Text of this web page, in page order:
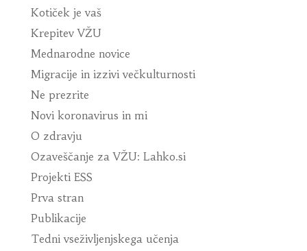
Kotiček je vaš
Krepitev VŽU
Mednarodne novice
Migracije in izzivi večkulturnosti
Ne prezrite
Novi koronavirus in mi
O zdravju
Ozaveščanje za VŽU: Lahko.si
Projekti ESS
Prva stran
Publikacije
Tedni vseživljenjskega učenja